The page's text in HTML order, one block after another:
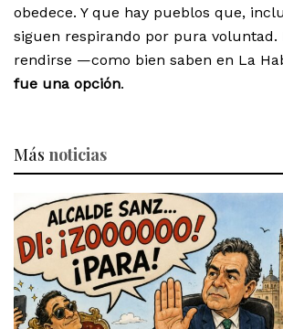
obedece. Y que hay pueblos que,
siguen respirando por pura voluntad.
rendirse —como bien saben en La
fue una opción.
Más noticias